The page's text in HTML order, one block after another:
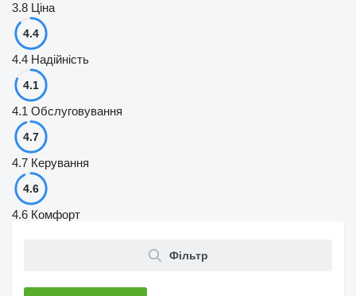
3.8 Ціна
4.4
4.4 Надійність
4.1
4.1 Обслуговування
4.7
4.7 Керування
4.6
4.6 Комфорт
Фільтр